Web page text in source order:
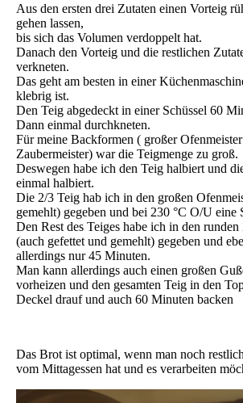
Aus den ersten drei Zutaten einen Vorteig
gehen lassen,
bis sich das Volumen verdoppelt hat.
Danach den Vorteig und die restlichen
verkneten.
Das geht am besten in einer
klebrig ist.
Den Teig abgedeckt in einer Schüssel 60
Dann einmal durchkneten.
Für meine Backformen ( großer
Zaubermeister) war die Teigmenge zu groß.
Deswegen habe ich den Teig halbiert und
einmal halbiert.
Die 2/3 Teig hab ich in den großen
gemehlt) gegeben und bei 230 °C O/U eine
Den Rest des Teiges habe ich in den runden
(auch gefettet und gemehlt) gegeben und
allerdings nur 45 Minuten.
Man kann allerdings auch einen großen
vorheizen und den gesamten Teig in den
Deckel drauf und auch 60 Minuten backen
Das Brot ist optimal, wenn man noch
vom Mittagessen hat und es verarbeiten